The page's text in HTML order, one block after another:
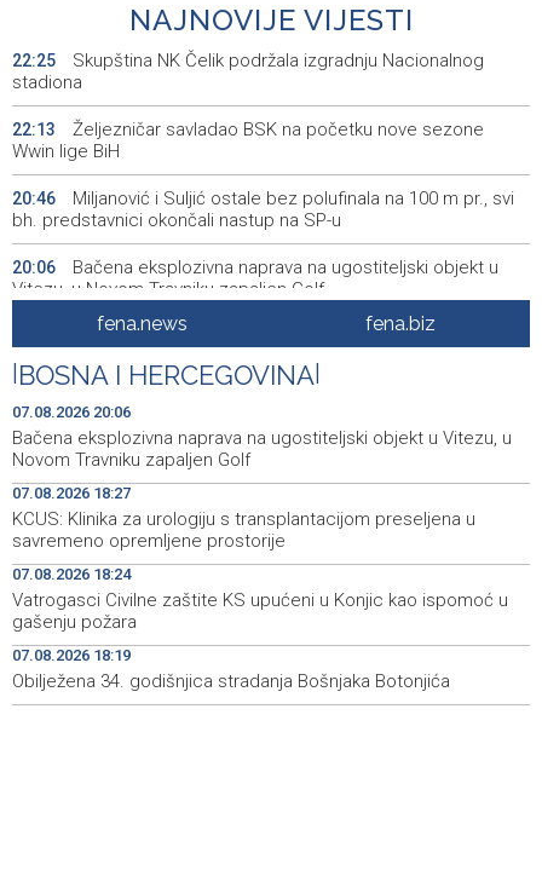
NAJNOVIJE VIJESTI
22:25
Skupština NK Čelik podržala izgradnju Nacionalnog
stadiona
22:13
Željezničar savladao BSK na početku nove sezone
Wwin lige BiH
20:46
Miljanović i Suljić ostale bez polufinala na 100 m pr., svi
bh. predstavnici okončali nastup na SP-u
20:06
Bačena eksplozivna naprava na ugostiteljski objekt u
Vitezu, u Novom Travniku zapaljen Golf
Galerija ULUPUBiH otvara novu izlagačku sezonu,
predstavlja novi izlagački program
19:44 Faris Dževahirić novi nogometaš Veleža
19:21 Announcement of events for Saturday, 8 August 2026
19:10
Rudari Milanovića ubijedili da ode kući, Memčić se već
ponovo vratio u jamu 'Raspotočje'
19:03
Sarajevo Film Festival presents Kinoscope and
Kinoscope Surreal programs
19:00 Najave događaja za 8. 8. 2026. godine (subota)
fena.news fena.biz
BOSNA I HERCEGOVINA
07.08.2026 20:06
Bačena eksplozivna naprava na ugostiteljski objekt u Vitezu, u
Novom Travniku zapaljen Golf
07.08.2026 18:27
KCUS: Klinika za urologiju s transplantacijom preseljena u
savremeno opremljene prostorije
07.08.2026 18:24
Vatrogasci Civilne zaštite KS upućeni u Konjic kao ispomoć u
gašenju požara
07.08.2026 18:19
Obilježena 34. godišnjica stradanja Bošnjaka Botonjića